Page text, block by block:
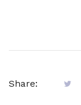
Share: